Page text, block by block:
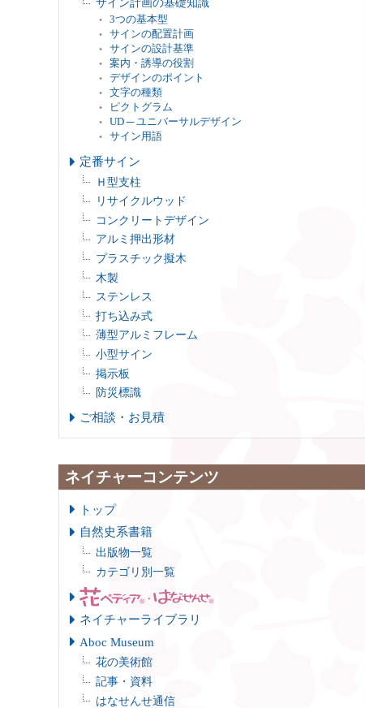
サイン計画の基礎知識
3つの基本型
サインの配置計画
サインの設計基準
案内・誘導の役割
デザインのポイント
文字の種類
ピクトグラム
UD ─ ユニバーサルデザイン
サイン用語
定番サイン
Ｈ型支柱
リサイクルウッド
コンクリートデザイン
アルミ押出形材
プラスチック擬木
木製
ステンレス
打ち込み式
薄型アルミフレーム
小型サイン
掲示板
防災標識
ご相談・お見積
ネイチャーコンテンツ
トップ
自然史系書籍
出版物一覧
カテゴリ別一覧
ネイチャーライブラリ
Aboc Museum
花の美術館
記事・資料
はなせんせ通信